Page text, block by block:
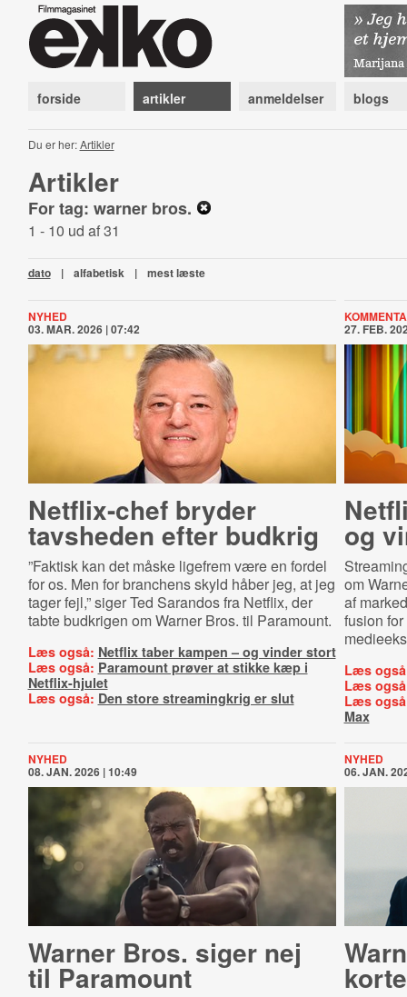
forside artikler anmeldelser blogs
Du er her:Artikler
Artikler
For tag: warner bros.
1 - 10 ud af 31
dato | alfabetisk | mest læste
NYHED
03. MAR. 2026 | 07:42
Netflix-chef bryder
tavsheden efter budkrig
”Faktisk kan det måske ligefrem være en fordel
for os. Men for branchens skyld håber jeg, at jeg
tager fejl,” siger Ted Sarandos fra Netflix, der
tabte budkrigen om Warner Bros. til Paramount.
Læs også: Netflix taber kampen – og vinder stort
Læs også: Paramount prøver at stikke kæp i
Netflix-hjulet
Læs også: Den store streamingkrig er slut
27. FEB.
og
om
af
fusion
Læs
Læs
Læs
Max
NYHED
08. JAN. 2026 | 10:49
Warner Bros. siger nej
til Paramount
NYHED
06. JAN.